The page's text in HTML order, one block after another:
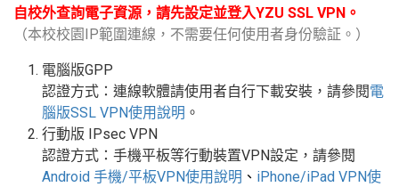
自校外查詢電子資源，請先設定並登入YZU SSL VPN。
（本校校園IP範圍連線，不需要任何使用者身份驗証。）
電腦版GPP
認證方式：連線軟體請使用者自行下載安裝，請參閱電
腦版SSL VPN使用說明 。
行動版
IPsec VPN
認證方式：手機平板等行動裝置VPN設定 ，請參閱
Android 手機/平板VPN使用說明 、 iPhone/iPad VPN使